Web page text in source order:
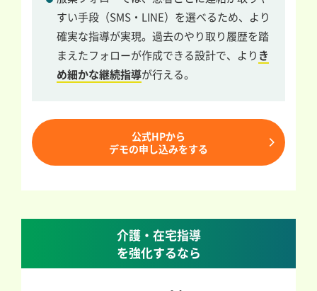
すい手段（SMS・LINE）を選べるため、より
確実な指導が実現。過去のやり取り履歴を踏
まえたフォローが作成できる設計で、より き
め細かな継続指導が行える。
公式HPから
デモの申し込みをする
介護・在宅指導
を強化するなら